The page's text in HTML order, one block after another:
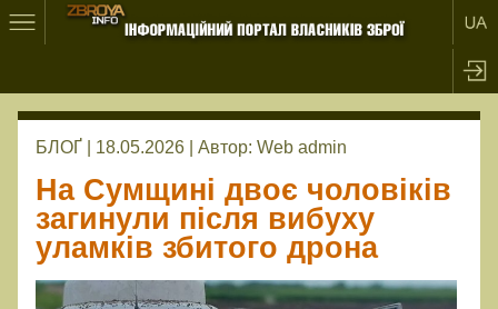
БЛОҐ | 18.05.2026 | Автор: Web admin
На Сумщині двоє чоловіків
загинули після вибуху
уламків збитого дрона